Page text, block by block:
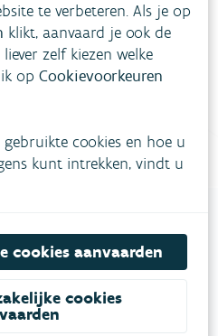
.
Vul ons
te verbeteren. Als je op
klikt, aanvaard je ook de
zelf kiezen welke
opCookievoorkeuren
cookies en hoe u
kunt intrekken, vindt u
cookies aanvaarden
cookies